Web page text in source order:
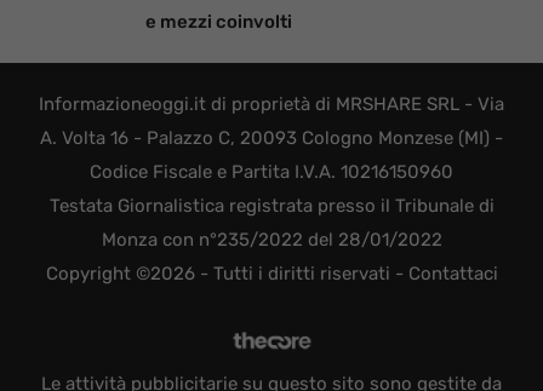
e mezzi coinvolti
Informazioneoggi.it di proprietà di MRSHARE SRL - Via
A. Volta 16 - Palazzo C, 20093 Cologno Monzese (MI) -
Codice Fiscale e Partita I.V.A. 10216150960
Testata Giornalistica registrata presso il Tribunale di
Monza con n°235/2022 del 28/01/2022
Copyright ©2026 - Tutti i diritti riservati - Contattaci
Le attività pubblicitarie su questo sito sono gestite da